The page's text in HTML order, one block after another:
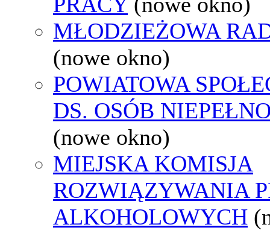
MŁODZIEŻOWA
(nowe okno)
POWIATOWA
DS. OSÓB
(nowe okno)
MIEJSKA KOMISJA
ROZWIĄZYWANIA
ALKOHOLOWYCH